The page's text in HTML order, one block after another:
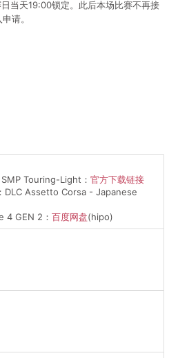
当天19:00锁定。此后本场比赛不再接
请。
Touring-Light： 官方下载链接
DLC Assetto Corsa - Japanese
4 GEN 2： 百度网盘(hipo)